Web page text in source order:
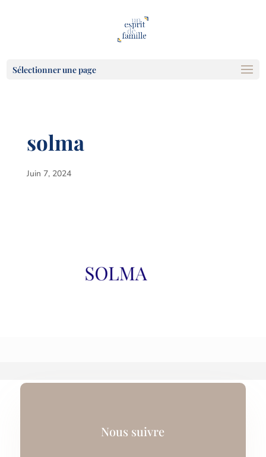
Sélectionner une page
solma
Juin 7, 2024
Nous suivre